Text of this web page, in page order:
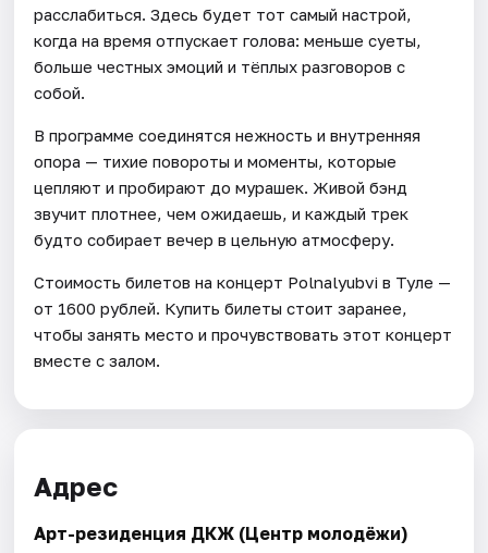
расслабиться. Здесь будет тот самый настрой,
когда на время отпускает голова: меньше суеты,
больше честных эмоций и тёплых разговоров с
собой.
В программе соединятся нежность и внутренняя
опора — тихие повороты и моменты, которые
цепляют и пробирают до мурашек. Живой бэнд
звучит плотнее, чем ожидаешь, и каждый трек
будто собирает вечер в цельную атмосферу.
Стоимость билетов на концерт Polnalyubvi в Туле —
от 1600 рублей. Купить билеты стоит заранее,
чтобы занять место и прочувствовать этот концерт
вместе с залом.
Адрес
Арт-резиденция ДКЖ (Центр молодёжи)